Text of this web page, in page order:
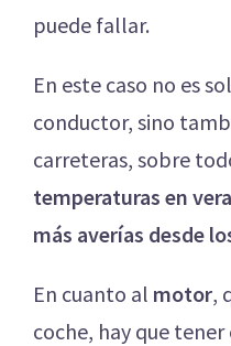
puede fallar.
En este caso no es
conductor, sino
carreteras, sobre
temperaturas en
más averías desde
En cuanto al motor,
coche, hay que